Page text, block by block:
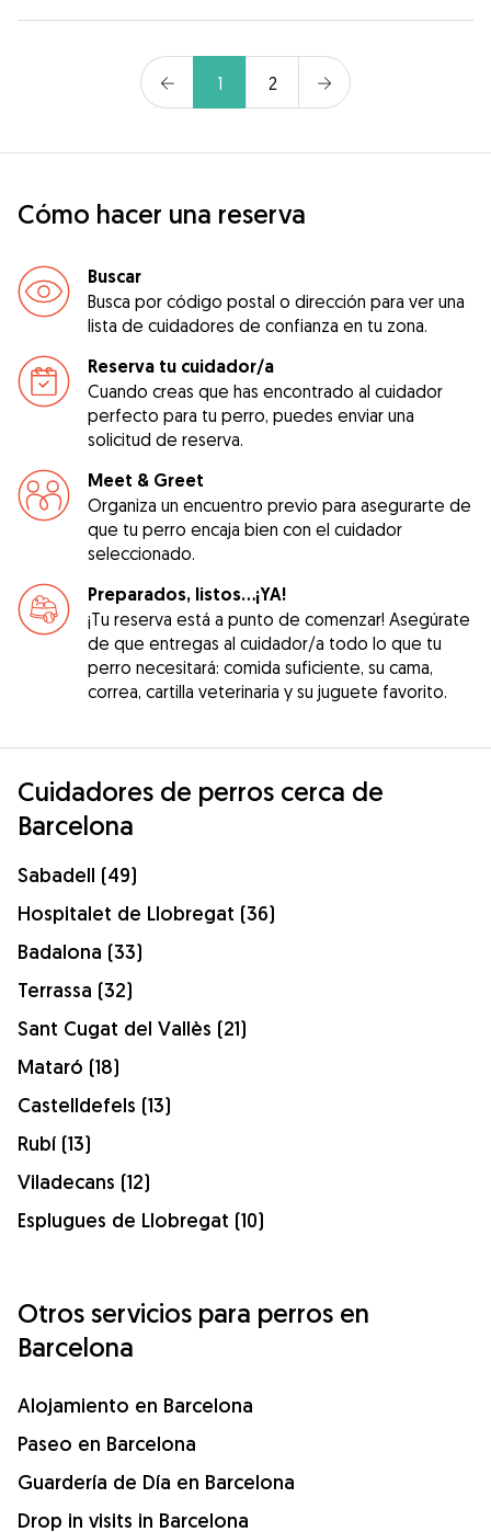
1 2
Cómo hacer una reserva
Buscar
Busca por código postal o dirección para ver una
lista de cuidadores de confianza en tu zona.
Reserva tu cuidador/a
Cuando creas que has encontrado al cuidador
perfecto para tu perro, puedes enviar una
solicitud de reserva.
Meet & Greet
Organiza un encuentro previo para asegurarte de
que tu perro encaja bien con el cuidador
seleccionado.
Preparados, listos...¡YA!
¡Tu reserva está a punto de comenzar! Asegúrate
de que entregas al cuidador/a todo lo que tu
perro necesitará: comida suficiente, su cama,
correa, cartilla veterinaria y su juguete favorito.
Cuidadores de perros cerca de
Barcelona
Sabadell (49)
Hospitalet de Llobregat (36)
Badalona (33)
Terrassa (32)
Sant Cugat del Vallès (21)
Mataró (18)
Castelldefels (13)
Rubí (13)
Viladecans (12)
Esplugues de Llobregat (10)
Otros servicios para perros en
Barcelona
Alojamiento en Barcelona
Paseo en Barcelona
Guardería de Día en Barcelona
Drop in visits in Barcelona